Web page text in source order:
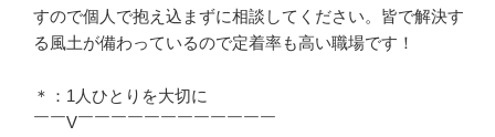
すので個人で抱え込まずに相談してください。皆で解決す
る風土が備わっているので定着率も高い職場です！
＊：1人ひとりを大切に
￣￣V￣￣￣￣￣￣￣￣￣￣￣￣